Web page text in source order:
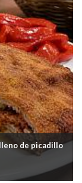
de picadillo